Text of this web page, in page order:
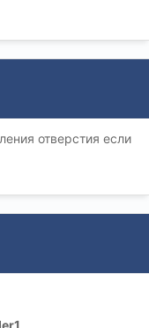
отверстия если